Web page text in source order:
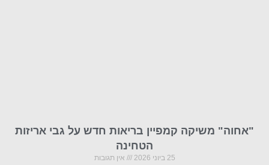
"אחוה" משיקה קמפיין בריאות חדש על גבי אריזות
הטחינה
25 ביוני 2026 אין תגובות